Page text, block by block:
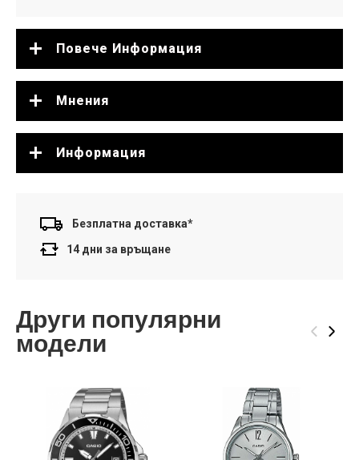
Повече Информация
Мнения
Информация
Безплатна доставка*
14 дни за връщане
Други популярни
модели ‹ ›